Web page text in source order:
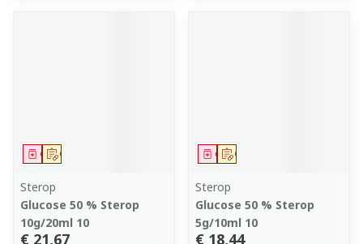
Op voorschrift
Geneesmiddel
Sterop
Glucose 50 % Sterop
10g/20ml 10
€ 21,67
Op voorschrift
Geneesmiddel
Sterop
Glucose 50 % Sterop
5g/10ml 10
€ 18,44